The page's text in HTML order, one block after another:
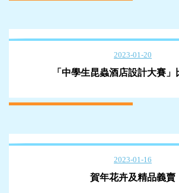
2023-01-20
「中學生昆蟲酒店設計大賽」
2023-01-16
賀年花卉及精品義賣